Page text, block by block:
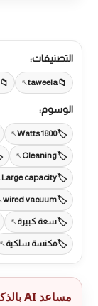
التصنيفات:
taweela
الوسوم:
1800 Watts
Cleaning
Large capacity
wired vacuum
سعة كبيرة
مكنسة سلكية
مساعد AI بالذكاء الصناعي